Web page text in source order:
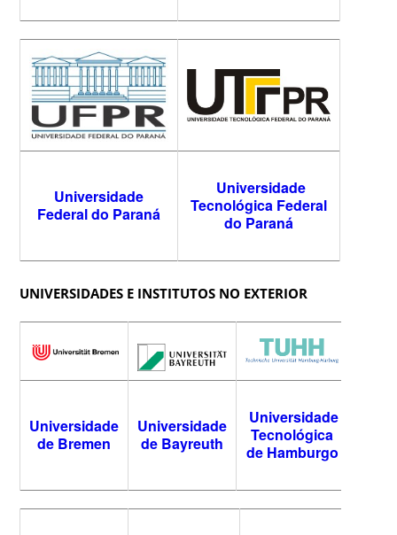
Universidade
Federal do Paraná
Universidade
Tecnológica Federal
do Paraná
UNIVERSIDADES E INSTITUTOS NO EXTERIOR
Universidade
de Bremen
Universidade
de Bayreuth
Universidade
Tecnológica
de Hamburgo